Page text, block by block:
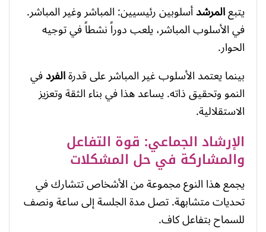
يتبعالمرشدأسلوبين رئيسيين: المباشر وغير المباشر.
في الأسلوب المباشر، يلعب دوراً نشطاً في توجيه
الحوار.
بينما يعتمد الأسلوب غير المباشر على قدرةالفردفي
النمو وتحقيق ذاته. يساعد هذا في بناء الثقة وتعزيز
الاستقلالية.
الإرشاد الجماعي: قوة التفاعل
والمشاركة في حل المشكلات
يجمع هذا النوع مجموعة من الأشخاص تتشارك في
تحديات متشابهة. تصل مدة الجلسة إلى ساعة ونصف
للسماح بتفاعل كاف.